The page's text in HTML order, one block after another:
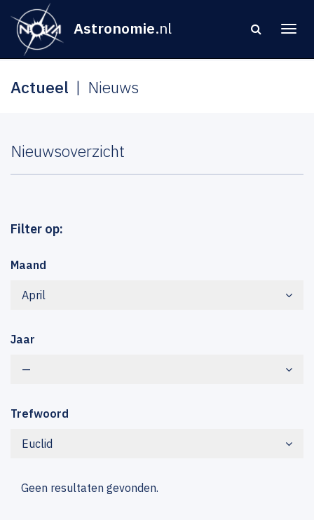
Astronomie.nl
Actueel Nieuws
Nieuwsoverzicht
Filter op:
Maand
April
Jaar
—
Trefwoord
Euclid
Geen resultaten gevonden.